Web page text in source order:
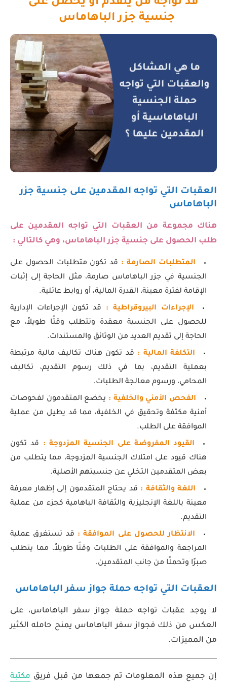
جنسية جزر الباهاماس
العقبات التي تواجه المقدمين على جنسية جزر
الباهاماس
هناك مجموعة من العقبات التي تواجه المقدمين على
طلب الحصول على جنسية جزر الباهاماس، وهي كالتالي :
المتطلبات الصارمة : قد تكون متطلبات الحصول على
الجنسية في جزر الباهاماس صارمة، مثل الحاجة إلى إثبات
الإقامة لفترة معينة، القدرة المالية، أو روابط عائلية.
الإجراءات البيروقراطية :
قد تكون الإجراءات الإدارية
للحصول على الجنسية معقدة وتتطلب وقتًا طويلاً، مع
الحاجة إلى تقديم العديد من الوثائق والمستندات.
التكلفة المالية : قد تكون هناك تكاليف مالية مرتبطة
بعملية التقديم، بما في ذلك رسوم التقديم، تكاليف
المحامي، ورسوم معالجة الطلبات.
الفحص الأمني والخلفية : يخضع المتقدمون لفحوصات
أمنية مكثفة وتحقيق في الخلفية، مما قد يطيل من عملية
الموافقة على الطلب.
القيود المفروضة على الجنسية المزدوجة : قد تكون
هناك قيود على امتلاك الجنسية المزدوجة، مما يتطلب من
بعض المتقدمين التخلي عن جنسيتهم الأصلية.
اللغة والثقافة : قد يحتاج المتقدمون إلى إظهار معرفة
معينة باللغة الإنجليزية والثقافة الباهامية كجزء من عملية
التقديم.
الانتظار للحصول على الموافقة : قد تستغرق عملية
المراجعة والموافقة على الطلبات وقتًا طويلاً، مما يتطلب
صبرًا وتحملًا من جانب المتقدمين.
العقبات التي تواجه حملة جواز سفر الباهاماس
لا يوجد عقبات تواجه حملة جواز سفر الباهاماس، على
العكس من ذلك فجواز سفر الباهاماس يمنح حامله الكثير
من المميزات.
إن جميع هذه المعلومات تم جمعها من قبل فريق مكتبة